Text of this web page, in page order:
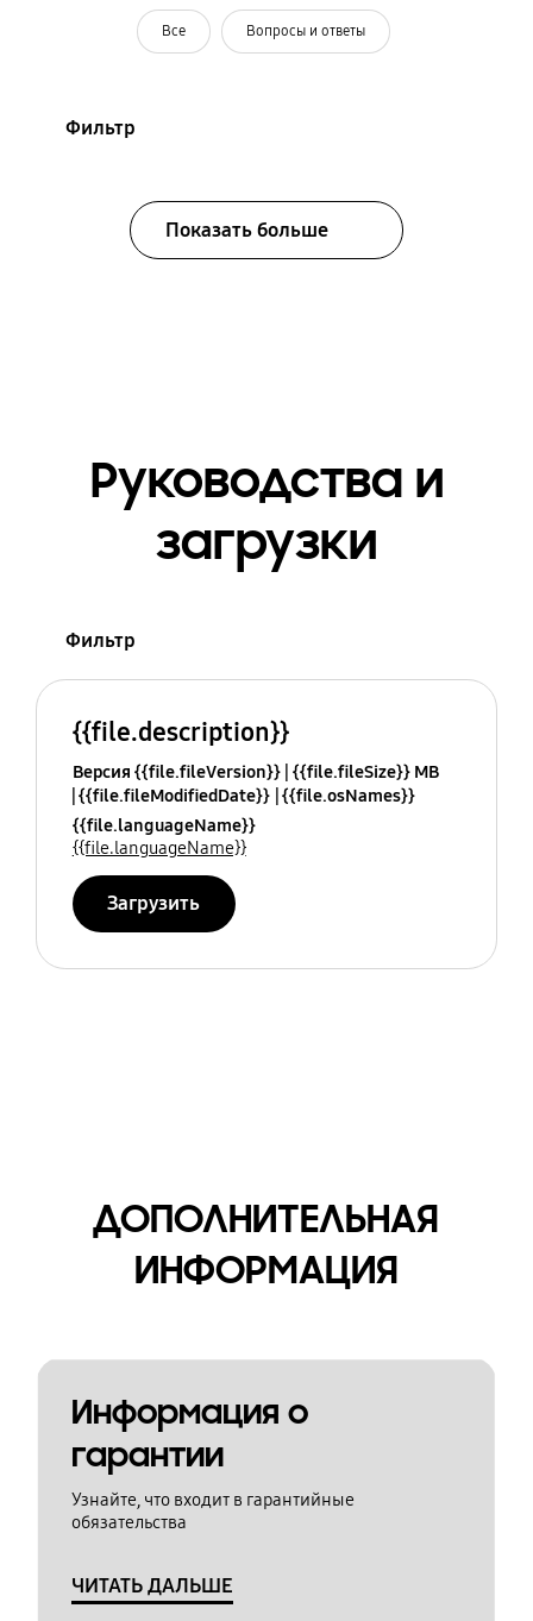
Все Вопросы и ответы
Фильтр
Показать больше
Руководства и
загрузки
Фильтр
{{file.description}}
Версия {{file.fileVersion}} {{file.fileSize}} MB
{{file.fileModifiedDate}} {{file.osNames}}
{{file.languageName}}
{{file.languageName}}
Загрузить
ДОПОЛНИТЕЛЬНАЯ
ИНФОРМАЦИЯ
Информация о
гарантии
Узнайте, что входит в гарантийные
обязательства
ЧИТАТЬ ДАЛЬШЕ